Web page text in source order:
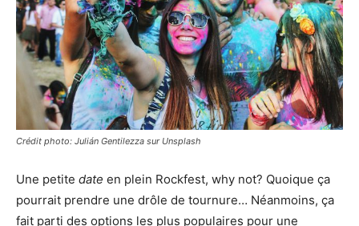
Crédit photo: Julián Gentilezza sur Unsplash
Une petite date en plein Rockfest, why not? Quoique ça
pourrait prendre une drôle de tournure… Néanmoins, ça
fait parti des options les plus populaires pour une